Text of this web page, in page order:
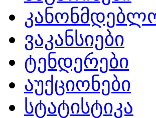
ვაკანსიები
ტენდერები
აუქციონები
სტატისტიკა